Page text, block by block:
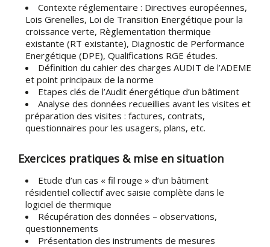
Contexte réglementaire : Directives européennes,
Lois Grenelles, Loi de Transition Energétique pour la
croissance verte, Règlementation thermique
existante (RT existante), Diagnostic de Performance
Energétique (DPE), Qualifications RGE études.
Définition du cahier des charges AUDIT de l’ADEME
et point principaux de la norme
Etapes clés de l’Audit énergétique d’un bâtiment
Analyse des données recueillies avant les visites et
préparation des visites : factures, contrats,
questionnaires pour les usagers, plans, etc.
Exercices pratiques & mise en situation
Etude d’un cas « fil rouge » d’un bâtiment
résidentiel collectif avec saisie complète dans le
logiciel de thermique
Récupération des données – observations,
questionnements
Présentation des instruments de mesures